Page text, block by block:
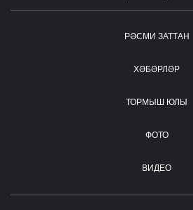
РӘСМИ ЗАТТАН
ХӘБӘРЛӘР
ТОРМЫШ ЮЛЫ
ФОТО
ВИДЕО